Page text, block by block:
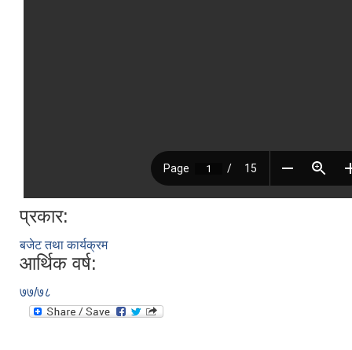
प्रकार:
बजेट तथा कार्यक्रम
आर्थिक वर्ष:
७७/७८